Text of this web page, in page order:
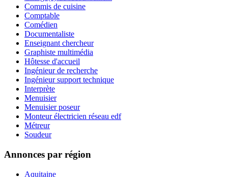
Commis de cuisine
Comptable
Comédien
Documentaliste
Enseignant chercheur
Graphiste multimédia
Hôtesse d'accueil
Ingénieur de recherche
Ingénieur support technique
Interprète
Menuisier
Menuisier poseur
Monteur électricien réseau edf
Métreur
Soudeur
Annonces par région
Aquitaine